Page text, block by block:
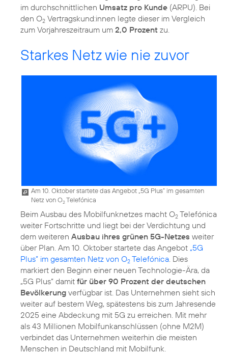
im durchschnittlichen Umsatz pro Kunde (ARPU). Bei
den O2 Vertragskund:innen legte dieser im Vergleich
zum Vorjahreszeitraum um 2,0 Prozent zu.
Starkes Netz wie nie zuvor
Am 10. Oktober startete das Angebot „5G Plus” im gesamten
Netz von O2Telefónica
Beim Ausbau des Mobilfunknetzes macht O2 Telefónica
weiter Fortschritte und liegt bei der Verdichtung und
dem weiteren Ausbau ihres grünen 5G-Netzes weiter
über Plan. Am 10. Oktober startete das Angebot „5G
Plus” im gesamten Netz von O2 Telefónica . Dies
markiert den Beginn einer neuen Technologie-Ära, da
„5G Plus“ damit für über 90 Prozent der deutschen
Bevölkerung verfügbar ist. Das Unternehmen sieht sich
weiter auf bestem Weg, spätestens bis zum Jahresende
2025 eine Abdeckung mit 5G zu erreichen. Mit mehr
als 43 Millionen Mobilfunkanschlüssen (ohne M2M)
verbindet das Unternehmen weiterhin die meisten
Menschen in Deutschland mit Mobilfunk.